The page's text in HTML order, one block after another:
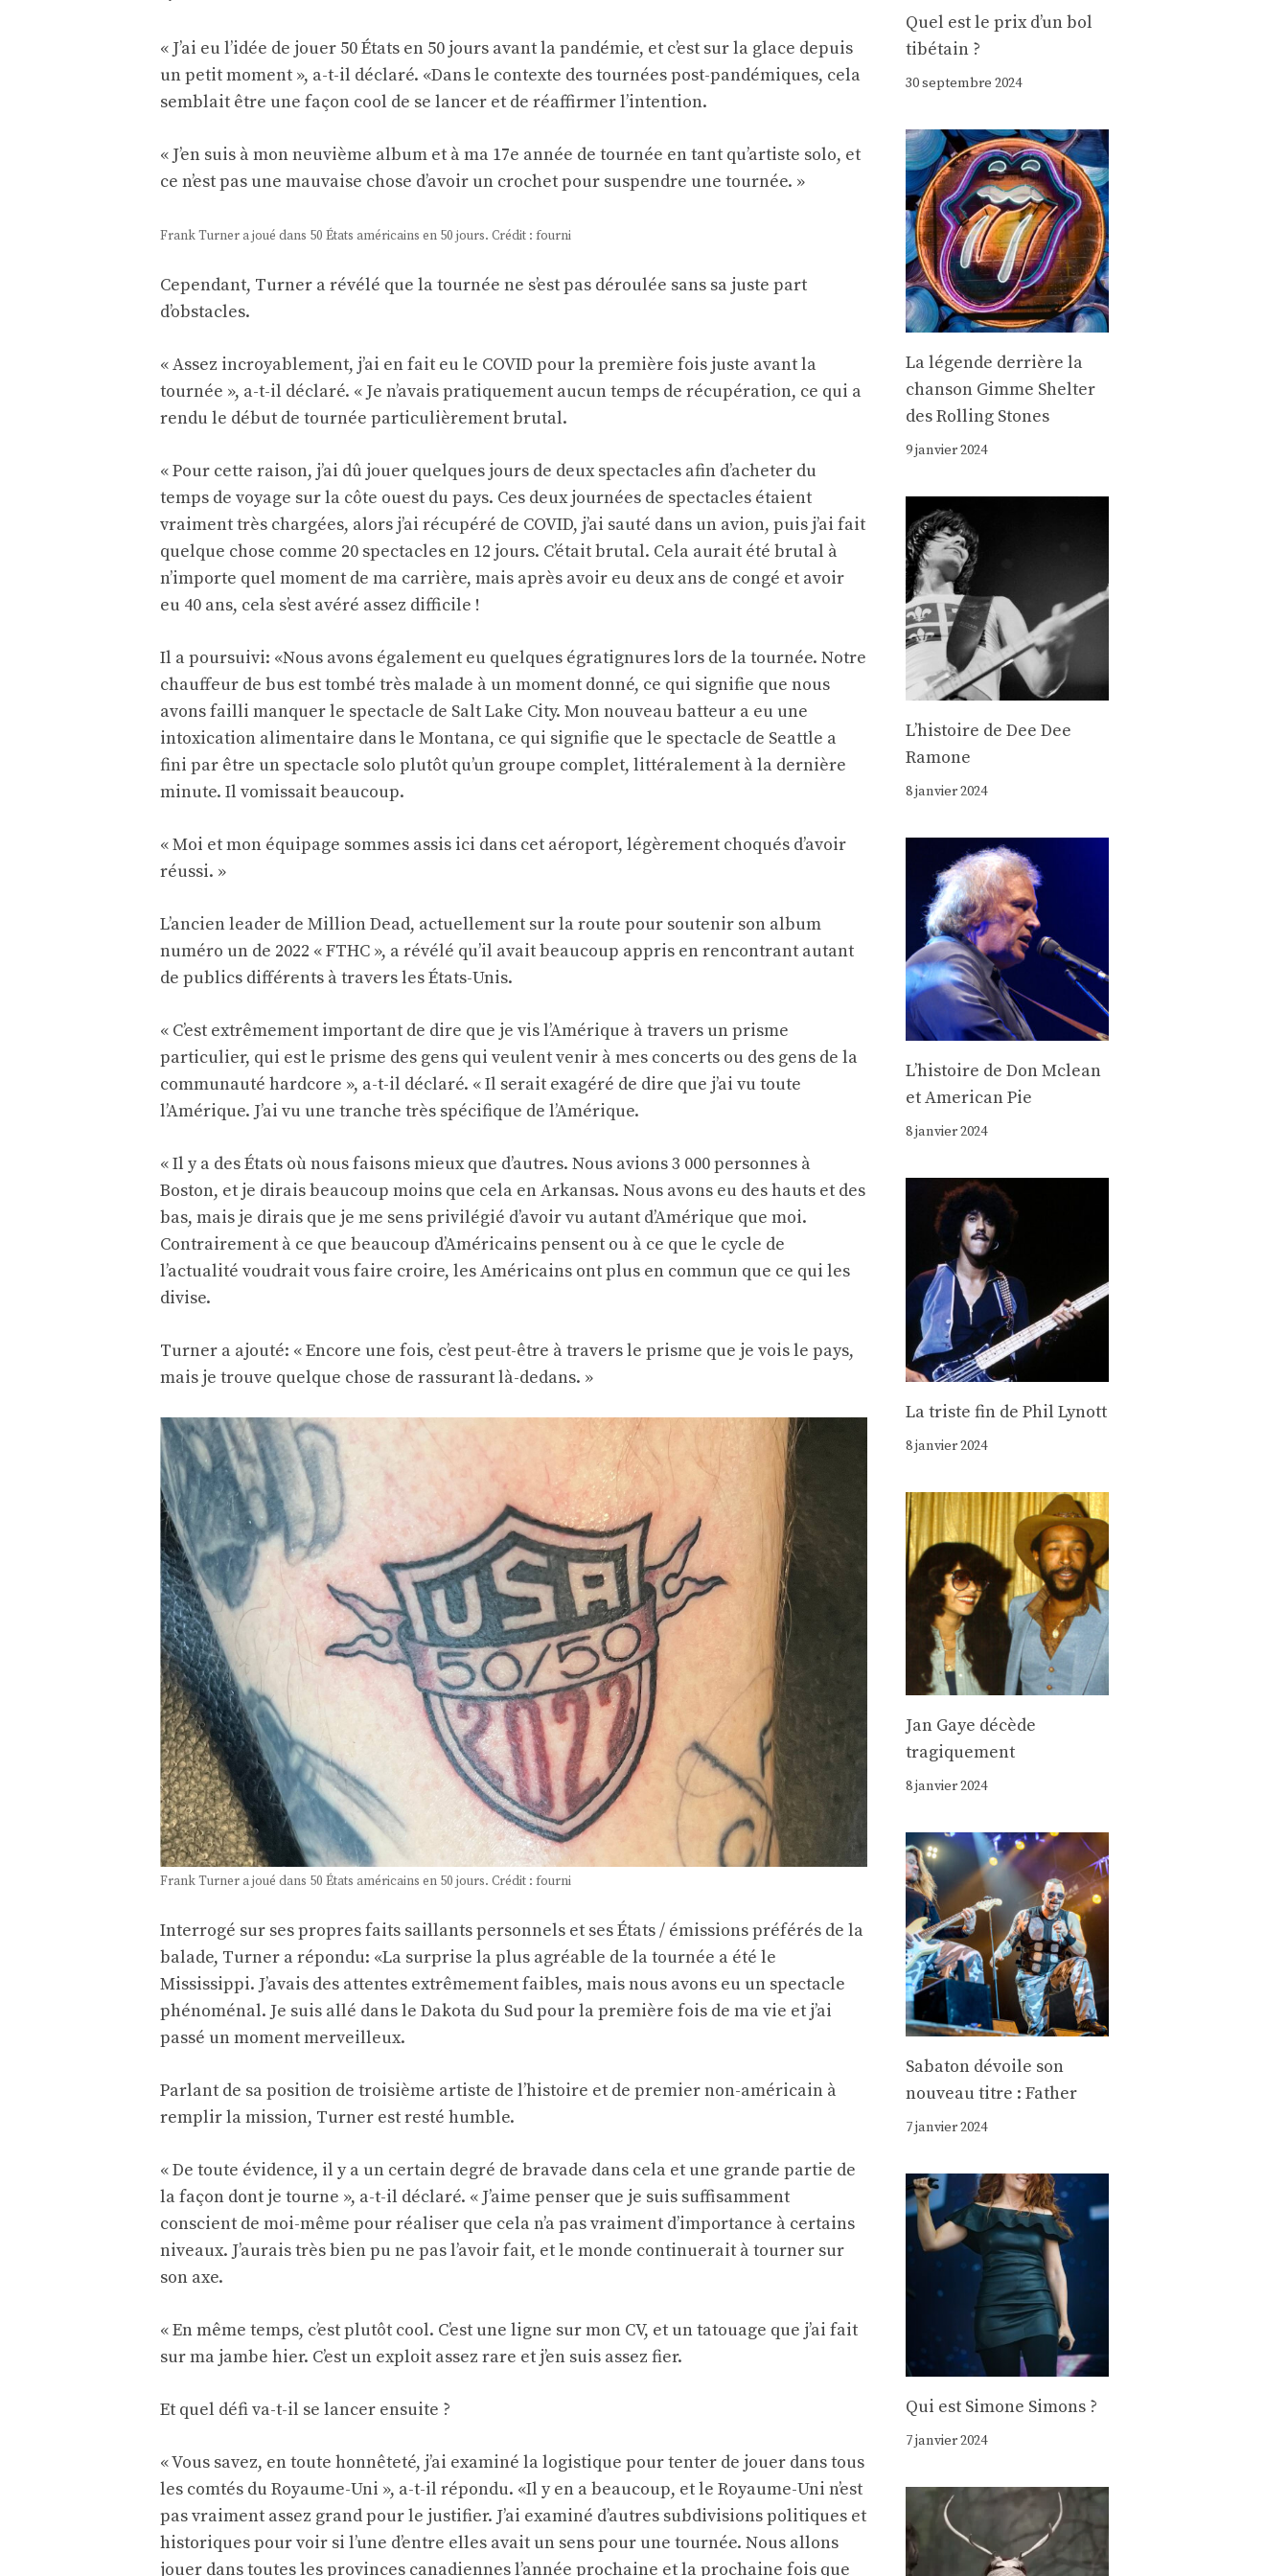
« J’ai eu l’idée de jouer 50 États en 50 jours avant la pandémie, et c’est sur la glace depuis
un petit moment », a-t-il déclaré. «Dans le contexte des tournées post-pandémiques, cela
semblait être une façon cool de se lancer et de réaffirmer l’intention.
« J’en suis à mon neuvième album et à ma 17e année de tournée en tant qu’artiste solo, et
ce n’est pas une mauvaise chose d’avoir un crochet pour suspendre une tournée. »
Frank Turner a joué dans 50 États américains en 50 jours. Crédit : fourni
Cependant, Turner a révélé que la tournée ne s’est pas déroulée sans sa juste part
d’obstacles.
« Assez incroyablement, j’ai en fait eu le COVID pour la première fois juste avant la
tournée », a-t-il déclaré. « Je n’avais pratiquement aucun temps de récupération, ce qui a
rendu le début de tournée particulièrement brutal.
« Pour cette raison, j’ai dû jouer quelques jours de deux spectacles afin d’acheter du
temps de voyage sur la côte ouest du pays. Ces deux journées de spectacles étaient
vraiment très chargées, alors j’ai récupéré de COVID, j’ai sauté dans un avion, puis j’ai fait
quelque chose comme 20 spectacles en 12 jours. C’était brutal. Cela aurait été brutal à
n’importe quel moment de ma carrière, mais après avoir eu deux ans de congé et avoir
eu 40 ans, cela s’est avéré assez difficile !
Il a poursuivi: «Nous avons également eu quelques égratignures lors de la tournée. Notre
chauffeur de bus est tombé très malade à un moment donné, ce qui signifie que nous
avons failli manquer le spectacle de Salt Lake City. Mon nouveau batteur a eu une
intoxication alimentaire dans le Montana, ce qui signifie que le spectacle de Seattle a
fini par être un spectacle solo plutôt qu’un groupe complet, littéralement à la dernière
minute. Il vomissait beaucoup.
« Moi et mon équipage sommes assis ici dans cet aéroport, légèrement choqués d’avoir
réussi. »
L’ancien leader de Million Dead, actuellement sur la route pour soutenir son album
numéro un de 2022 « FTHC », a révélé qu’il avait beaucoup appris en rencontrant autant
de publics différents à travers les États-Unis.
« C’est extrêmement important de dire que je vis l’Amérique à travers un prisme
particulier, qui est le prisme des gens qui veulent venir à mes concerts ou des gens de la
communauté hardcore », a-t-il déclaré. « Il serait exagéré de dire que j’ai vu toute
l’Amérique. J’ai vu une tranche très spécifique de l’Amérique.
« Il y a des États où nous faisons mieux que d’autres. Nous avions 3 000 personnes à
Boston, et je dirais beaucoup moins que cela en Arkansas. Nous avons eu des hauts et des
bas, mais je dirais que je me sens privilégié d’avoir vu autant d’Amérique que moi.
Contrairement à ce que beaucoup d’Américains pensent ou à ce que le cycle de
l’actualité voudrait vous faire croire, les Américains ont plus en commun que ce qui les
divise.
Turner a ajouté: « Encore une fois, c’est peut-être à travers le prisme que je vois le pays,
mais je trouve quelque chose de rassurant là-dedans. »
Frank Turner a joué dans 50 États américains en 50 jours. Crédit : fourni
Interrogé sur ses propres faits saillants personnels et ses États / émissions préférés de la
balade, Turner a répondu: «La surprise la plus agréable de la tournée a été le
Mississippi. J’avais des attentes extrêmement faibles, mais nous avons eu un spectacle
phénoménal. Je suis allé dans le Dakota du Sud pour la première fois de ma vie et j’ai
passé un moment merveilleux.
Parlant de sa position de troisième artiste de l’histoire et de premier non-américain à
remplir la mission, Turner est resté humble.
« De toute évidence, il y a un certain degré de bravade dans cela et une grande partie de
la façon dont je tourne », a-t-il déclaré. « J’aime penser que je suis suffisamment
conscient de moi-même pour réaliser que cela n’a pas vraiment d’importance à certains
niveaux. J’aurais très bien pu ne pas l’avoir fait, et le monde continuerait à tourner sur
son axe.
« En même temps, c’est plutôt cool. C’est une ligne sur mon CV, et un tatouage que j’ai fait
sur ma jambe hier. C’est un exploit assez rare et j’en suis assez fier.
Et quel défi va-t-il se lancer ensuite ?
« Vous savez, en toute honnêteté, j’ai examiné la logistique pour tenter de jouer dans tous
les comtés du Royaume-Uni », a-t-il répondu. «Il y en a beaucoup, et le Royaume-Uni n’est
pas vraiment assez grand pour le justifier. J’ai examiné d’autres subdivisions politiques et
historiques pour voir si l’une d’entre elles avait un sens pour une tournée. Nous allons
jouer dans toutes les provinces canadiennes l’année prochaine et la prochaine fois que
Quel est le prix d’un bol
tibétain ?
30 septembre 2024
La légende derrière la
chanson Gimme Shelter
des Rolling Stones
9 janvier 2024
Lʼhistoire de Dee Dee
Ramone
8 janvier 2024
Lʼhistoire de Don Mclean
et American Pie
8 janvier 2024
La triste fin de Phil Lynott
8 janvier 2024
Jan Gaye décède
tragiquement
8 janvier 2024
Sabaton dévoile son
nouveau titre : Father
7 janvier 2024
Qui est Simone Simons ?
7 janvier 2024